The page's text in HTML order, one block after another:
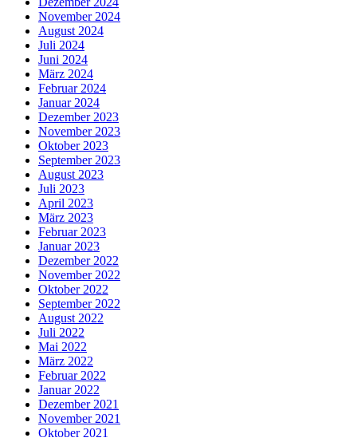
November 2024
August 2024
Juli 2024
Juni 2024
März 2024
Februar 2024
Januar 2024
Dezember 2023
November 2023
Oktober 2023
September 2023
August 2023
Juli 2023
April 2023
März 2023
Februar 2023
Januar 2023
Dezember 2022
November 2022
Oktober 2022
September 2022
August 2022
Juli 2022
Mai 2022
März 2022
Februar 2022
Januar 2022
Dezember 2021
November 2021
Oktober 2021